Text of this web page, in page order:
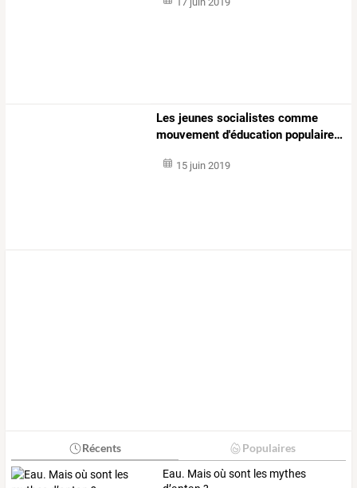
Les jeunes socialistes comme
mouvement d'éducation populaire…
15 juin 2019
Récents Populaires
Eau. Mais où sont les mythes